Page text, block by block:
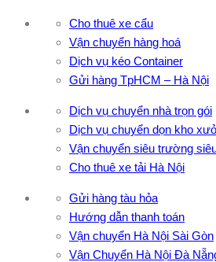
Cho thuê xe cẩu
Vận chuyển hàng hoá
Dịch vụ kéo Container
Gửi hàng TpHCM – Hà Nội
Dịch vụ chuyển nhà trọn gói
Dịch vụ chuyển dọn kho
Vận chuyển siêu trường
Cho thuê xe tải Hà Nội
Gửi hàng tàu hỏa
Hướng dẫn thanh toán
Vận chuyển Hà Nội Sài Gòn
Vận Chuyển Hà Nội Đà